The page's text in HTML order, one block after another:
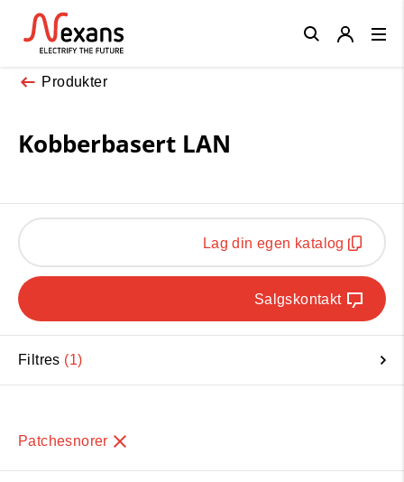
Produkter
Kobberbasert LAN
Lag din egen katalog
Salgskontakt
Filtres 1
Patchesnorer
Close